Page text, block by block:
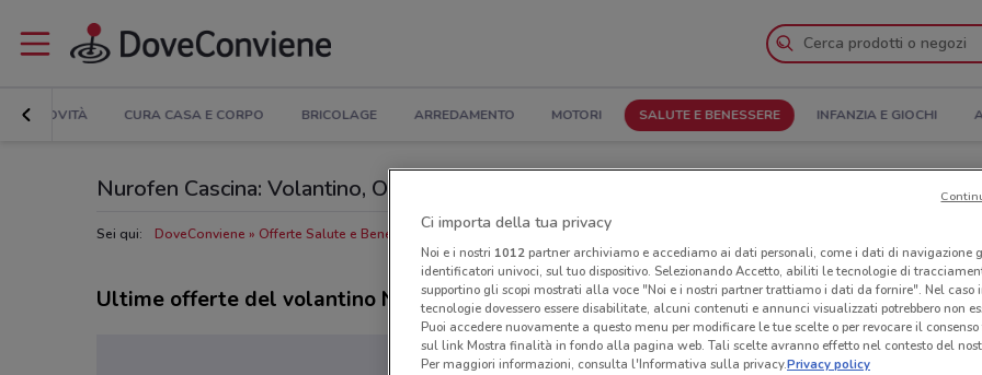
NOVITÀ CURA CASA E CORPO BRICOLAGE ARREDAMENTO MOTORI SALUTE E BENESSERE INFANZIA E GIOCHI
Nurofen Cascina: Volantino, Orari di apertura e Indirizzi
Sei qui: DoveConviene Offerte Salute e Benessere a Cascina Negozi Nurofen a Cascina
Ultime offerte del volantino Nurofen
Ci importa della tua privacy
Noi e i nostri 1012partner archiviamo e accediamo ai dati personali, come i dati di navigazione
identificatori univoci, sul tuo dispositivo. Selezionando Accetto, abiliti le tecnologie di
supportino gli scopi mostrati alla voce "Noi e i nostri partner trattiamo i dati da fornire". Nel caso
tecnologie dovessero essere disabilitate, alcuni contenuti e annunci visualizzati potrebbero non
Puoi accedere nuovamente a questo menu per modificare le tue scelte o per revocare il
sul link Mostra finalità in fondo alla pagina web. Tali scelte avranno effetto nel contesto del
Per maggiori informazioni, consulta l'Informativa sulla privacy.Privacy policy